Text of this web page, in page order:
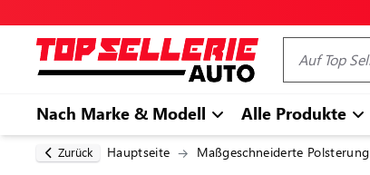
Nach Marke & Modell Alle Produkte
Zurück Hauptseite Maßgeschneiderte Polsterung